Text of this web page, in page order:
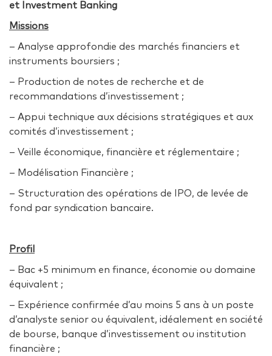
et Investment Banking
Missions
– Analyse approfondie des marchés financiers et
instruments boursiers ;
– Production de notes de recherche et de
recommandations d’investissement ;
– Appui technique aux décisions stratégiques et aux
comités d’investissement ;
– Veille économique, financière et réglementaire ;
– Modélisation Financière ;
– Structuration des opérations de IPO, de levée de
fond par syndication bancaire.
Profil
– Bac +5 minimum en finance, économie ou domaine
équivalent ;
– Expérience confirmée d’au moins 5 ans à un poste
d’analyste senior ou équivalent, idéalement en société
de bourse, banque d’investissement ou institution
financière ;